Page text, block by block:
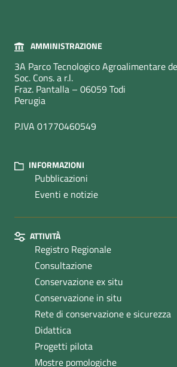
AMMINISTRAZIONE
3A Parco Tecnologico Agroalimentare
Soc. Cons. a r.l.
Fraz. Pantalla – 06059 Todi
Perugia
P.IVA 01770460549
INFORMAZIONI
Pubblicazioni
Eventi e notizie
ATTIVITÀ
Registro Regionale
Consultazione
Conservazione ex situ
Conservazione in situ
Rete di conservazione e sicurezza
Didattica
Progetti pilota
Mostre pomologiche